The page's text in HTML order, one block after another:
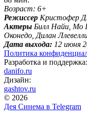
Возраст: 6+
Режиссер Кристофер
Актеры Билл Найи, Мо
Оконедо, Дилан
Дата выхода: 12 июня
Политика
Разработка и поддержка:
danifo.ru
Дизайн:
gashtov.ru
© 2026
Дея Синема в Telegram